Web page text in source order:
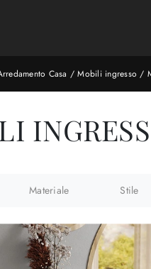
Casa /Mobili ingresso /
Materiale Stile